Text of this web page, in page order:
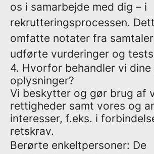
os i samarbejde med dig – i
rekrutteringsprocessen.
omfatte notater fra
udførte vurderinger og
4. Hvorfor behandler vi
oplysninger?
Vi beskytter og gør brug af
rettigheder samt vores og
interesser, f.eks. i
retskrav.
Berørte enkeltpersoner: De